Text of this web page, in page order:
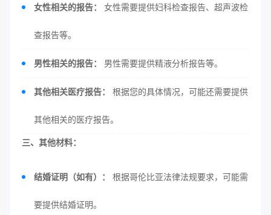
女性相关的报告： 女性需要提供妇科检查报告、超声波检
查报告等。
男性相关的报告： 男性需要提供精液分析报告等。
其他相关医疗报告： 根据您的具体情况，可能还需要提供
其他相关的医疗报告。
三、其他材料：
结婚证明（如有）： 根据哥伦比亚法律法规要求，可能需
要提供结婚证明。